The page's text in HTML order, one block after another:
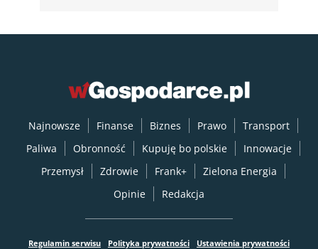
Najnowsze Finanse Biznes Prawo
Transport
Paliwa
Obronność Kupuję bo polskie
Innowacje
Przemysł
Zdrowie Frank+
Zielona Energia
Opinie
Redakcja
Regulamin serwisu Polityka prywatności Ustawienia prywatności